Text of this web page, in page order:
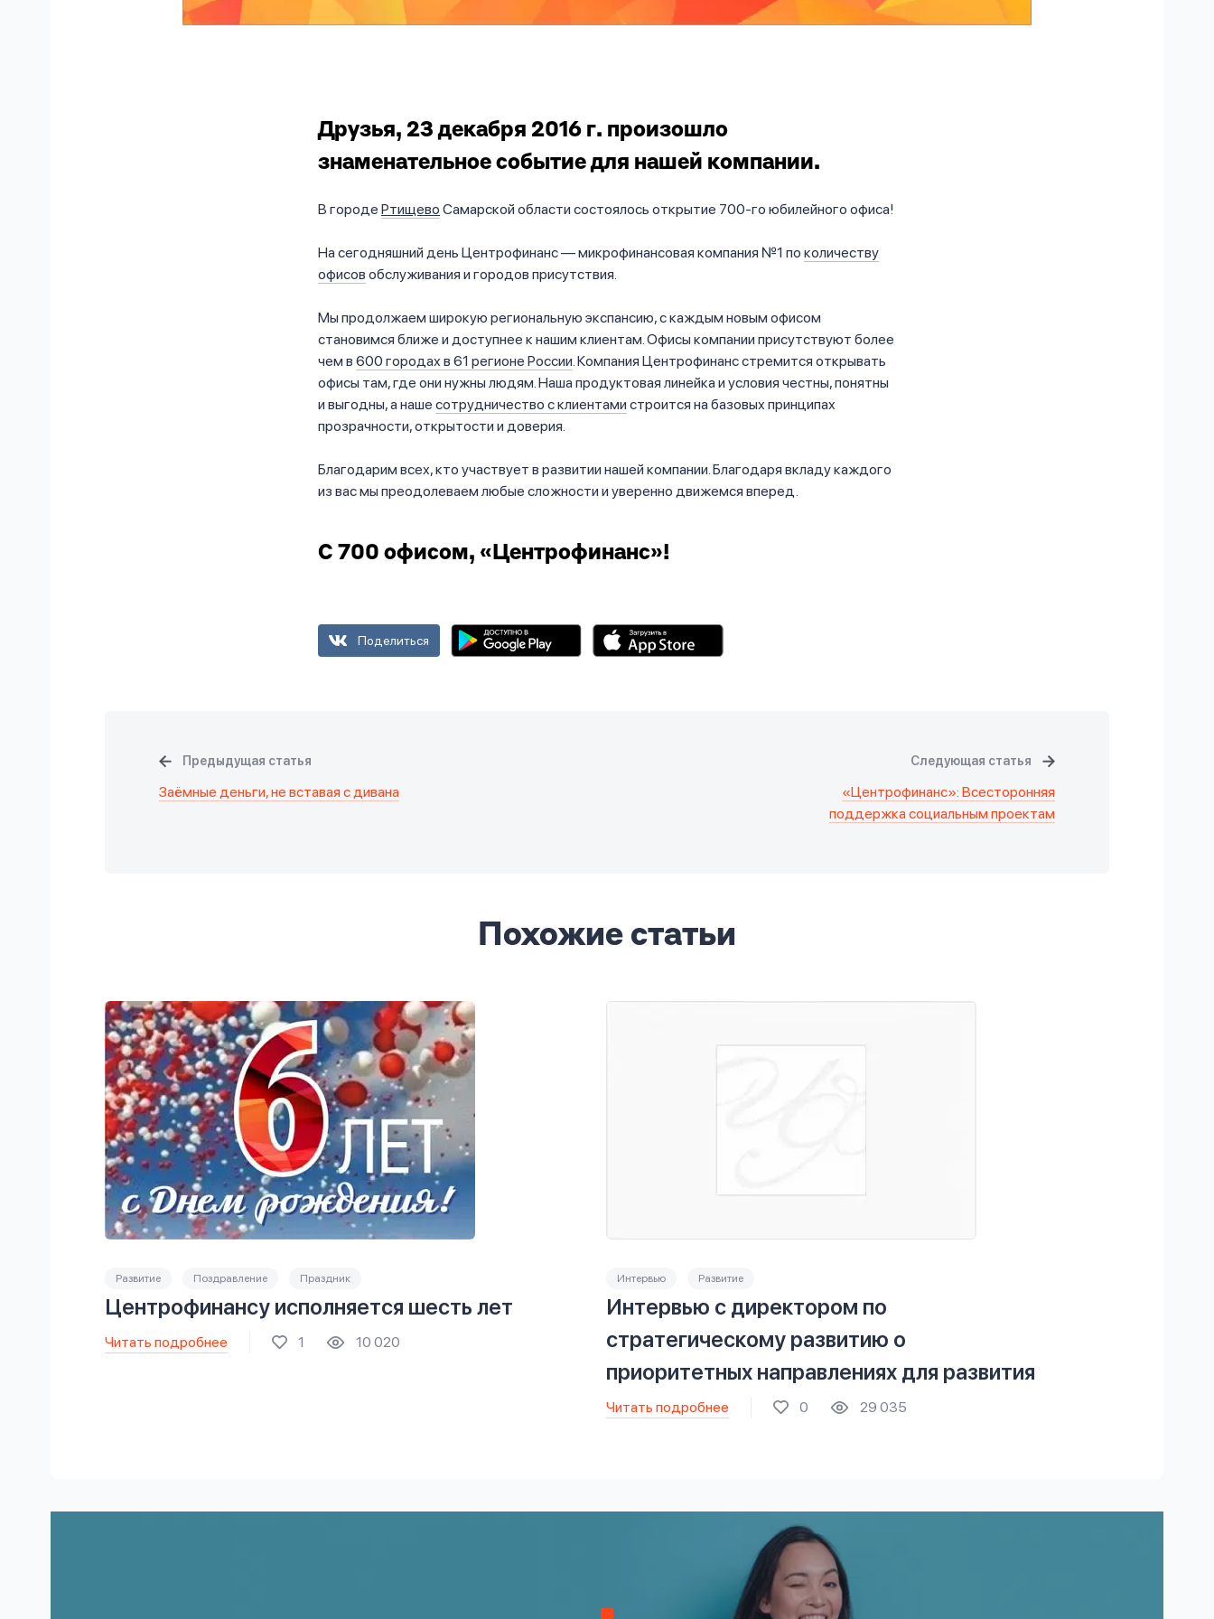
Друзья, 23 декабря 2016 г. произошло
знаменательное событие для нашей компании.
В городе Ртищево Самарской области состоялось открытие 700-го юбилейного офиса!
На сегодняшний день Центрофинанс — микрофинансовая компания №1 по количеству
офисов обслуживания и городов присутствия.
Мы продолжаем широкую региональную экспансию, с каждым новым офисом
становимся ближе и доступнее к нашим клиентам. Офисы компании присутствуют более
чем в 600 городах в 61 регионе России. Компания Центрофинанс стремится открывать
офисы там, где они нужны людям. Наша продуктовая линейка и условия честны, понятны
и выгодны, а наше сотрудничество с клиентами строится на базовых принципах
прозрачности, открытости и доверия.
Благодарим всех, кто участвует в развитии нашей компании. Благодаря вкладу каждого
из вас мы преодолеваем любые сложности и уверенно движемся вперед.
С 700 офисом, «Центрофинанс»!
Поделиться
Предыдущая статья
Заёмные деньги, не вставая с дивана
Следующая статья
«Центрофинанс»: Всесторонняя
поддержка социальным проектам
Похожие статьи
Развитие Поздравление Праздник
Центрофинансу исполняется шесть лет
Читать подробнее 1 10 020
Интервью Развитие
Интервью с директором по
стратегическому развитию о
приоритетных направлениях для развития
Читать подробнее 0 29 035